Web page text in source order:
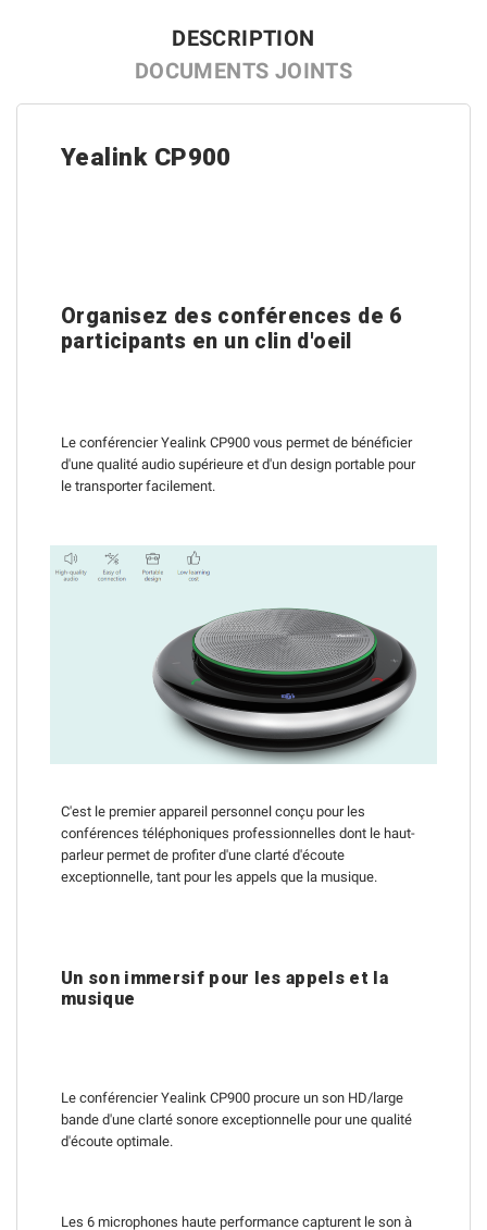
DESCRIPTION
DOCUMENTS JOINTS
Yealink CP900
Organisez des conférences de 6
participants en un clin d'oeil
Le conférencier Yealink CP900 vous permet de bénéficier
d'une qualité audio supérieure et d'un design portable pour
le transporter facilement.
C'est le premier appareil personnel conçu pour les
conférences téléphoniques professionnelles dont le haut-
parleur permet de profiter d'une clarté d'écoute
exceptionnelle, tant pour les appels que la musique.
Un son immersif pour les appels et la
musique
Le conférencier Yealink CP900 procure un son HD/large
bande d'une clarté sonore exceptionnelle pour une qualité
d'écoute optimale.
Les 6 microphones haute performance capturent le son à